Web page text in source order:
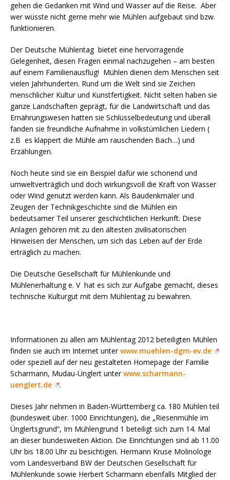
gehen die Gedanken mit Wind und Wasser auf die Reise. Aber
wer wüsste nicht gerne mehr wie Mühlen aufgebaut sind bzw.
funktionieren.
Der Deutsche Mühlentag bietet eine hervorragende
Gelegenheit, diesen Fragen einmal nachzugehen – am besten
auf einem Familienausflug! Mühlen dienen dem Menschen seit
vielen Jahrhunderten. Rund um die Welt sind sie Zeichen
menschlicher Kultur und Kunstfertigkeit. Nicht selten haben sie
ganze Landschaften geprägt, für die Landwirtschaft und das
Ernährungswesen hatten sie Schlüsselbedeutung und überall
fanden sie freundliche Aufnahme in volkstümlichen Liedern (
z.B es klappert die Mühle am rauschenden Bach…) und
Erzählungen.
Noch heute sind sie ein Beispiel dafür wie schonend und
umweltverträglich und doch wirkungsvoll die Kraft von Wasser
oder Wind genutzt werden kann. Als Baudenkmäler und
Zeugen der Technikgeschichte sind die Mühlen ein
bedeutsamer Teil unserer geschichtlichen Herkunft. Diese
Anlagen gehören mit zu den ältesten zivilisatorischen
Hinweisen der Menschen, um sich das Leben auf der Erde
erträglich zu machen.
Die Deutsche Gesellschaft für Mühlenkunde und
Mühlenerhaltung e. V hat es sich zur Aufgabe gemacht, dieses
technische Kulturgut mit dem Mühlentag zu bewahren.
Informationen zu allen am Mühlentag 2012 beteiligten Mühlen
finden sie auch im Internet unterwww.muehlen-dgm-ev.de
oder speziell auf der neu gestalteten Homepage der Familie
Scharmann, Mudau-Ünglert unterwww.scharmann-
uenglert.de
.
Dieses Jahr nehmen in Baden-Württemberg ca. 180 Mühlen teil
(bundesweit über. 1000 Einrichtungen), die „Riesenmühle im
Ünglertsgrund“, Im Mühlengrund 1 beteiligt sich zum 14. Mal
an dieser bundesweiten Aktion. Die Einrichtungen sind ab 11.00
Uhr bis 18.00 Uhr zu besichtigen. Hermann Kruse Molinologe
vom Landesverband BW der Deutschen Gesellschaft für
Mühlenkunde sowie Herbert Scharmann ebenfalls Mitglied der